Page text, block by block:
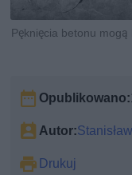
Pęknięcia betonu
Opublikowano:
Autor:
Drukuj